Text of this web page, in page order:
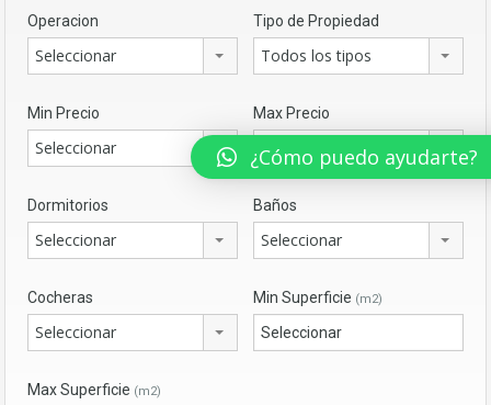
Operacion
Seleccionar
Tipo de Propiedad
Todos los tipos
Min Precio
Seleccionar
Max Precio
Seleccionar
Dormitorios
Seleccionar
Baños
Seleccionar
Cocheras
Seleccionar
Min Superficie (m2)
Max Superficie (m2)
¿Cómo puedo ayudarte?